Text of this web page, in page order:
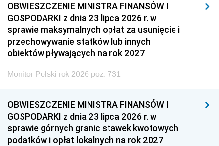
OBWIESZCZENIE MINISTRA FINANSÓW I
GOSPODARKI z dnia 23 lipca 2026 r. w
sprawie maksymalnych opłat za usunięcie i
przechowywanie statków lub innych
obiektów pływających na rok 2027
Monitor Polski rok 2026 poz. 731
OBWIESZCZENIE MINISTRA FINANSÓW I
GOSPODARKI z dnia 23 lipca 2026 r. w
sprawie górnych granic stawek kwotowych
podatków i opłat lokalnych na rok 2027